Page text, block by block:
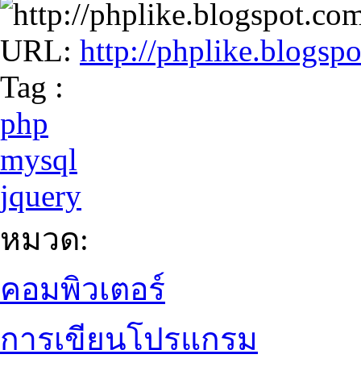
URL: http://
Tag :
php
mysql
jquery
หมวด:
คอมพิวเตอร์
การเขียนโปรแกรม